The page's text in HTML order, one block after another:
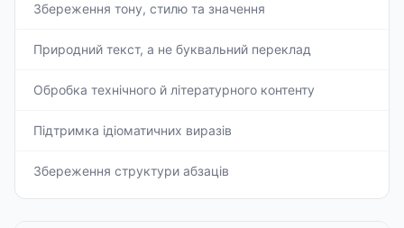
Збереження тону, стилю та значення
Природний текст, а не буквальний переклад
Обробка технічного й літературного контенту
Підтримка ідіоматичних виразів
Збереження структури абзаців